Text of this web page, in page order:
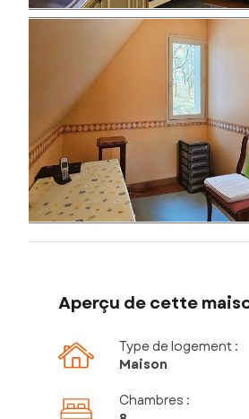
Aperçu de cette
Type de logement :
Maison
Chambres :